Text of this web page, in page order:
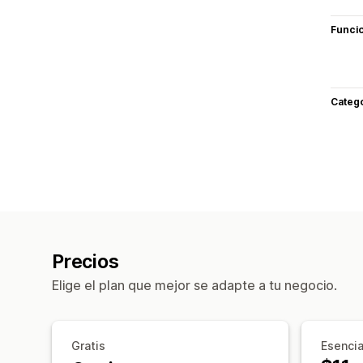
Precios
Elige el plan que mejor se adapte a tu negocio.
Gratis